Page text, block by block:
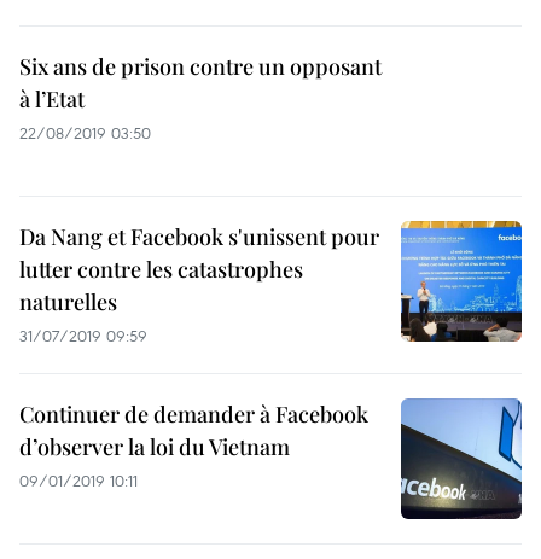
Six ans de prison contre un opposant
à l’Etat
22/08/2019 03:50
Da Nang et Facebook s'unissent pour
lutter contre les catastrophes
naturelles
31/07/2019 09:59
Continuer de demander à Facebook
d’observer la loi du Vietnam
09/01/2019 10:11